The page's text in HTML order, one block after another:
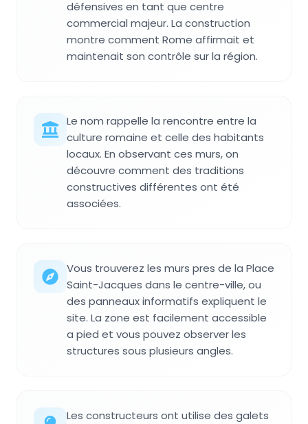
défensives en tant que centre
commercial majeur. La construction
montre comment Rome affirmait et
maintenait son contrôle sur la région.
Le nom rappelle la rencontre entre la
culture romaine et celle des habitants
locaux. En observant ces murs, on
découvre comment des traditions
constructives différentes ont été
associées.
Vous trouverez les murs pres de la Place
Saint-Jacques dans le centre-ville, ou
des panneaux informatifs expliquent le
site. La zone est facilement accessible
a pied et vous pouvez observer les
structures sous plusieurs angles.
Les constructeurs ont utilise des galets